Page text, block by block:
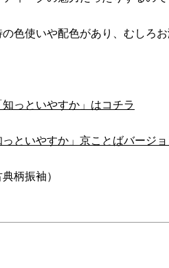
色使いや配色があり、むしろ
っといやすか」はコチラ
といやすか」京ことばバージ
柄振袖）